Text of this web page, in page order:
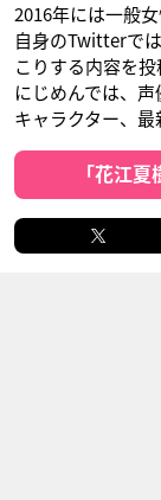
2016年には一般
自身のTwitterで
こりする内容を投
にじめんでは、
キャラクター、最
「花江